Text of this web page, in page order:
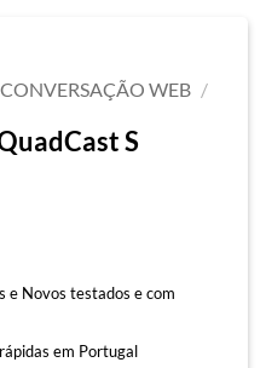
CONVERSAÇÃO WEB /
S
e Novos testados e com
em Portugal